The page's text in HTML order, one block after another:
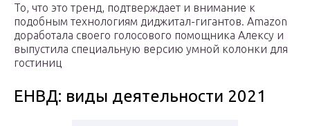
То, что это тренд, подтверждает и внимание к
подобным технологиям диджитал-гигантов. Amazon
доработала своего голосового помощника Алексу и
выпустила специальную версию умной колонки для
гостиниц
ЕНВД: виды деятельности 2021